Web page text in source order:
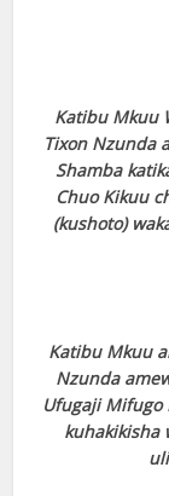
Katibu Mkuu
Tixon Nzunda
Shamba
Chuo Kikuu
(kushoto)
Katibu Mkuu
Nzunda
Ufugaji Mifugo
kuhakikisha